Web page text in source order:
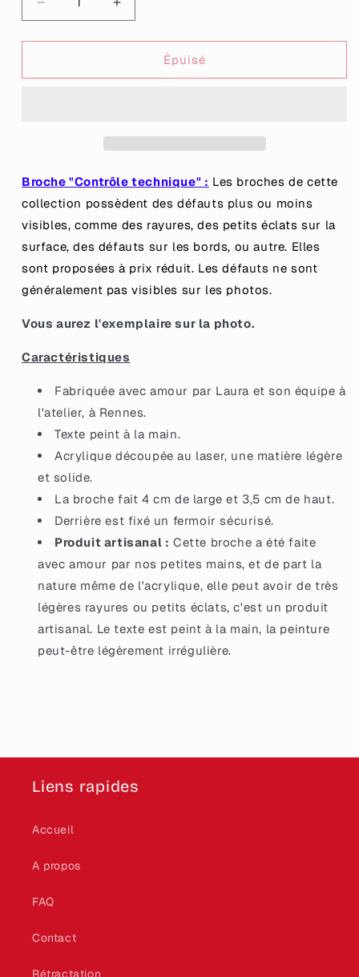
Réduire
la
quantité
[CONTRÔLE
tout&quot;
acrylique
marbrée
Augmenter
la
quantité
[CONTRÔLE
tout&quot;
acrylique
marbrée
Épuisé
Broche "Contrôle technique" : Les broches de cette
collection possèdent des défauts plus ou moins
visibles, comme des rayures, des petits éclats sur la
surface, des défauts sur les bords, ou autre. Elles
sont proposées à prix réduit. Les défauts ne sont
généralement pas visibles sur les photos.
Vous aurez l'exemplaire sur la photo.
Caractéristiques
Fabriquée avec amour par Laura et son équipe à
l'atelier, à Rennes.
Texte peint à la main.
Acrylique découpée au laser, une matière légère
et solide.
La broche fait 4 cm de large et 3,5 cm de haut.
Derrière est fixé un fermoir sécurisé.
Produit artisanal : Cette broche a été faite
avec amour par nos petites mains, et de part la
nature même de l'acrylique, elle peut avoir de très
légères rayures ou petits éclats, c'est un produit
artisanal. Le texte est peint à la main, la peinture
peut-être légèrement irrégulière.
Liens rapides
Accueil
A propos
FAQ
Contact
Rétractation